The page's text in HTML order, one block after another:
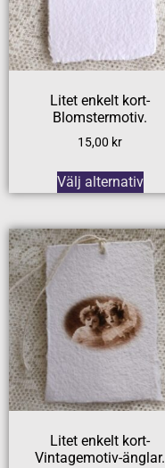
Litet enkelt kort-
Blomstermotiv.
15,00 kr
Välj alternativ
Litet enkelt kort-
Vintagemotiv-änglar.